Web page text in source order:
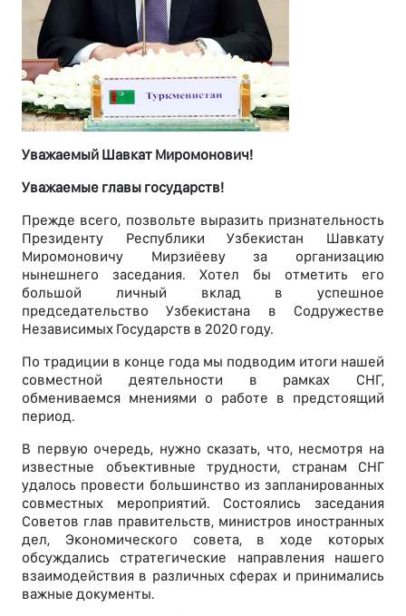
Уважаемый Шавкат Миромонович!
Уважаемые главы государств!
Прежде всего, позвольте выразить признательность
Президенту Республики Узбекистан Шавкату
Миромоновичу Мирзиёеву за организацию
нынешнего заседания. Хотел бы отметить его
большой личный вклад в успешное
председательство Узбекистана в Содружестве
Независимых Государств в 2020 году.
По традиции в конце года мы подводим итоги нашей
совместной деятельности в рамках СНГ,
обмениваемся мнениями о работе в предстоящий
период.
В первую очередь, нужно сказать, что, несмотря на
известные объективные трудности, странам СНГ
удалось провести большинство из запланированных
совместных мероприятий. Состоялись заседания
Советов глав правительств, министров иностранных
дел, Экономического совета, в ходе которых
обсуждались стратегические направления нашего
взаимодействия в различных сферах и принимались
важные документы.